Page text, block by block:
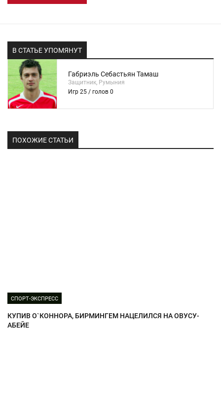
В СТАТЬЕ УПОМЯНУТ
Габриэль Себастьян Тамаш
Защитник, Румыния
Игр 25 / голов 0
ПОХОЖИЕ СТАТЬИ
СПОРТ-ЭКСПРЕСС
КУПИВ О`КОННОРА, БИРМИНГЕМ НАЦЕЛИЛСЯ НА ОВУСУ-
АБЕЙЕ